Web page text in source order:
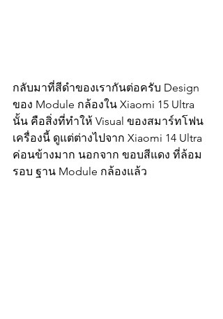
กลับมาที่สีดำของเรากันต่อครับ Design
ของ Module กล้องใน Xiaomi 15 Ultra
นั้น คือสิ่งที่ทำให้ Visual ของสมาร์ทโฟน
เครื่องนี้ ดูแต่ต่างไปจาก Xiaomi 14 Ultra
ค่อนข้างมาก นอกจาก ขอบสีแดง ที่ล้อม
รอบ ฐาน Module กล้องแล้ว